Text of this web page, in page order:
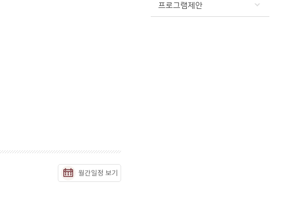
프로그램제안
월간일정 보기